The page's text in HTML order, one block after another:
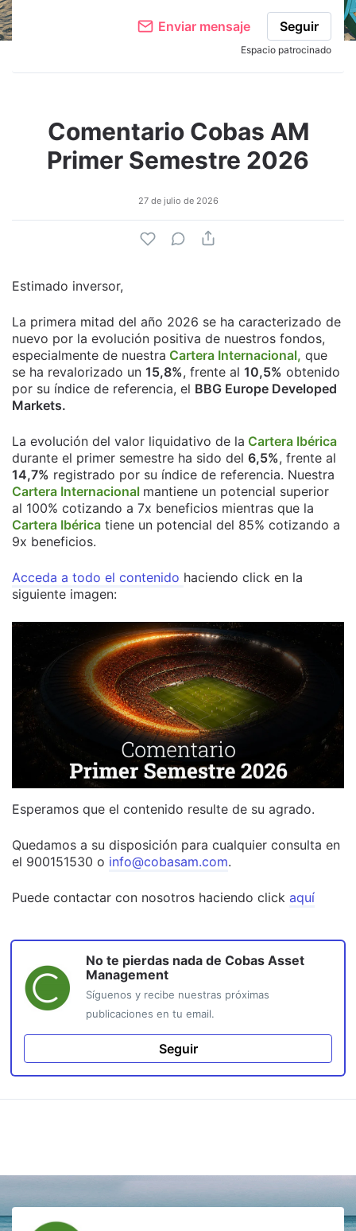
Enviar mensaje Seguir
Espacio patrocinado
Comentario Cobas AM
Primer Semestre 2026
27 de julio de 2026
Estimado inversor,
La primera mitad del año 2026 se ha caracterizado de
nuevo por la evolución positiva de nuestros fondos,
especialmente de nuestra Cartera Internacional, que
se ha revalorizado un 15,8%, frente al 10,5% obtenido
por su índice de referencia, el BBG Europe Developed
Markets.
La evolución del valor liquidativo de la Cartera Ibérica
durante el primer semestre ha sido del 6,5%, frente al
14,7% registrado por su índice de referencia. Nuestra
Cartera Internacional mantiene un potencial superior
al 100% cotizando a 7x beneficios mientras que la
Cartera Ibérica tiene un potencial del 85% cotizando a
9x beneficios.
Acceda a todo el contenido haciendo click en la
siguiente imagen:
Esperamos que el contenido resulte de su agrado.
Quedamos a su disposición para cualquier consulta en
el 900151530 o info@cobasam.com.
Puede contactar con nosotros haciendo click aquí
No te pierdas nada de Cobas Asset
Management
Síguenos y recibe nuestras próximas
publicaciones en tu email.
Seguir